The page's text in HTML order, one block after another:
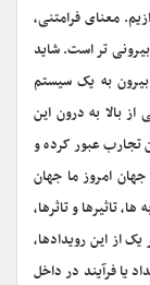
معنای فرامتنی،
تر است. شاید
بیرون به یک سیستم
بالا به درون این
عبور کرده و
امروز ما جهان
تاثیرها و تاثرها،
از این رویدادها،
یا فرآیند در داخل